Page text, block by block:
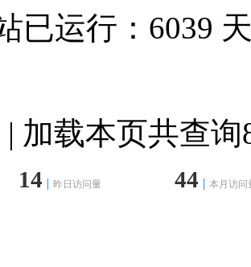
已运行：6039
| 加载本页共查
14 昨日访问量 44 本月访问